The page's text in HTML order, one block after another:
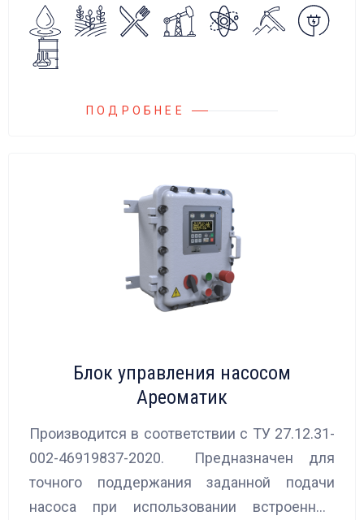
и суспензий. Фильтры устанавливаются
на всасывающих линиях дозировочных
насосных агрегатов и установок.
ПОДРОБНЕЕ
Блок управления насосом
Ареоматик
Производится в соответствии с ТУ 27.12.31-
002-46919837-2020. Предназначен для
точного поддержания заданной подачи
насоса при использовании встроенных